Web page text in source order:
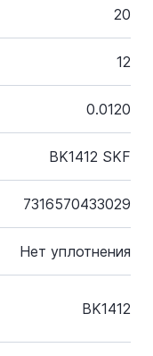
20
12
0.0120
BK1412 SKF
7316570433029
Нет уплотнения
BK1412